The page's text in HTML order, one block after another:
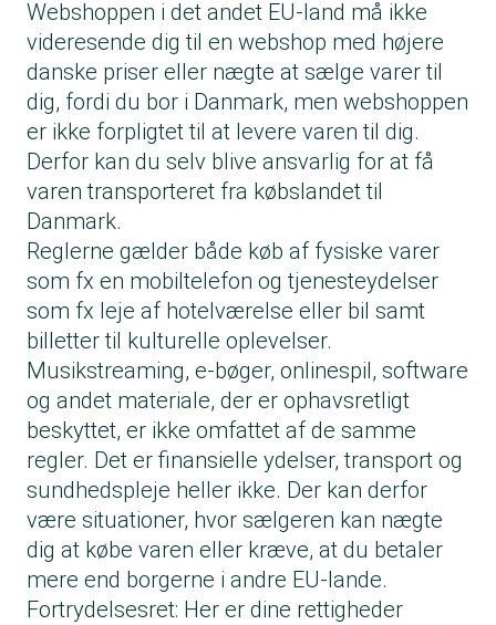
Webshoppen i det andet EU-land må ikke
videresende dig til en webshop med højere
danske priser eller nægte at sælge varer til
dig, fordi du bor i Danmark, men webshoppen
er ikke forpligtet til at levere varen til dig.
Derfor kan du selv blive ansvarlig for at få
varen transporteret fra købslandet til
Danmark.
Reglerne gælder både køb af fysiske varer
som fx en mobiltelefon og tjenesteydelser
som fx leje af hotelværelse eller bil samt
billetter til kulturelle oplevelser.
Musikstreaming, e-bøger, onlinespil, software
og andet materiale, der er ophavsretligt
beskyttet, er ikke omfattet af de samme
regler. Det er finansielle ydelser, transport og
sundhedspleje heller ikke. Der kan derfor
være situationer, hvor sælgeren kan nægte
dig at købe varen eller kræve, at du betaler
mere end borgerne i andre EU-lande.
Fortrydelsesret: Her er dine rettigheder